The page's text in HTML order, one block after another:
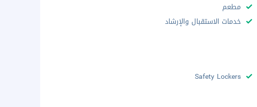
مطعم
خدمات الاستقبال والإرشاد
Safety Lockers